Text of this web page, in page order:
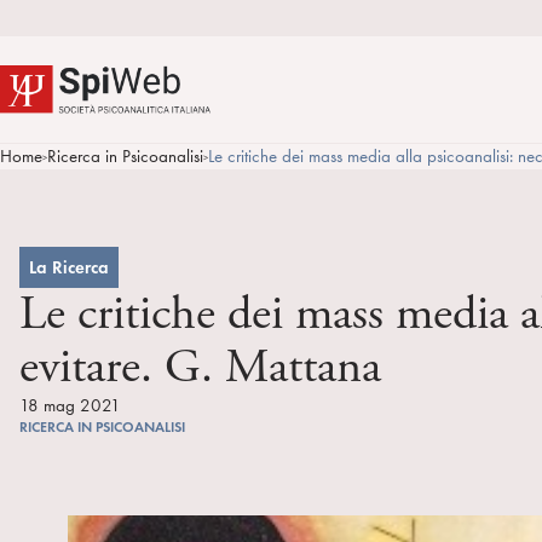
Home>Ricerca in Psicoanalisi>Le critiche dei mass media alla psicoanalisi:
La Ricerca
Le critiche dei mass media
evitare. G. Mattana
18 mag 2021
RICERCA IN PSICOANALISI